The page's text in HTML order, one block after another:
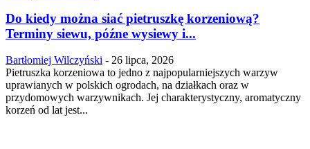
Do kiedy można siać pietruszkę korzeniową?
Terminy siewu, późne wysiewy i...
Bartłomiej Wilczyński - 26 lipca, 2026
Pietruszka korzeniowa to jedno z najpopularniejszych warzyw
uprawianych w polskich ogrodach, na działkach oraz w
przydomowych warzywnikach. Jej charakterystyczny, aromatyczny
korzeń od lat jest...